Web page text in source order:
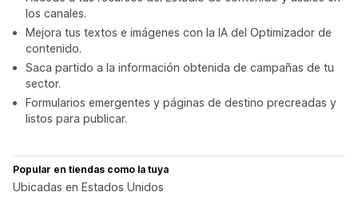
los canales.
Mejora tus textos e imágenes con la IA del Optimizador de
contenido.
Saca partido a la información obtenida de campañas de tu
sector.
Formularios emergentes y páginas de destino precreadas y
listos para publicar.
Popular en tiendas como la tuya
Ubicadas en Estados Unidos